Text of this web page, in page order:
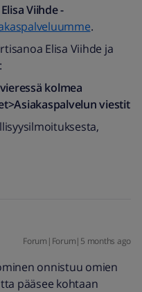
Viihde -
.
Elisa Viihde ja
kolmea
viestit
Forum|Forum|5 months ago
onnistuu omien
pääsee kohtaan